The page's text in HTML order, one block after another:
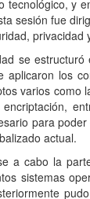
tecnológico, y
sesión fue
privacidad
se
aplicaron los
varios como
para
actual.
a cabo la
sistemas